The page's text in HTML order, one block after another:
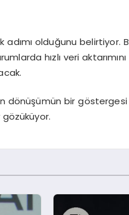
olduğunu belirtiyor.
hızlı veri
dönüşümün bir göstergesi